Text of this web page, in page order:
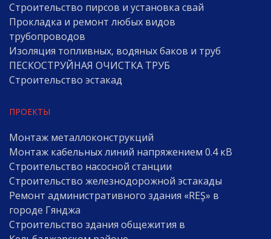
Строительство пирсов и установка свай
Прокладка и ремонт любых видов
трубопроводов
Изоляция топливных, водяных баков и труб
ПЕСКОСТРУЙНАЯ ОЧИСТКА ТРУБ
Строительство эстакад
ПРОЕКТЫ
Монтаж металлоконструкций
Монтаж кабельных линий напряжением 0.4 кВ
Строительство насосной станции
Строительство железнодорожной эстакады
Ремонт административного здания «REŞ» в
городе Гянджа
Строительство здания общежития в